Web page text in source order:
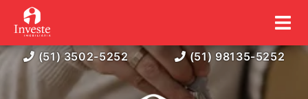
(51) 3502-5252 (51) 98135-5252